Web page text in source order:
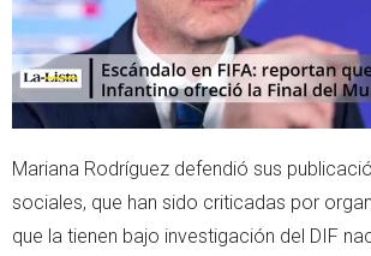
Mariana Rodríguez defendió sus
sociales, que han sido criticadas por
que la tienen bajo investigación del DIF